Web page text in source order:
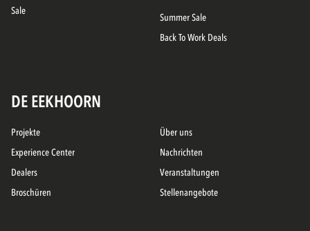
Sale
Summer Sale
Back To Work Deals
DE EEKHOORN
Projekte
Experience Center
Dealers
Broschüren
Über uns
Nachrichten
Veranstaltungen
Stellenangebote